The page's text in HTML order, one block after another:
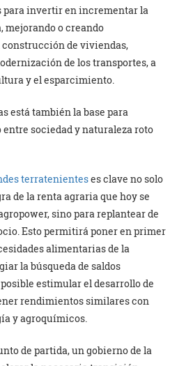
para invertir en incrementar la
mejorando o creando
de viviendas,
de los transportes, a
y el esparcimiento.
está también la base para
sociedad y naturaleza roto
terratenienteses clave no solo
de la renta agraria que hoy se
sino para replantear de
Esto permitirá poner en primer
alimentarias de la
la búsqueda de saldos
estimular el desarrollo de
rendimientos similares con
y agroquímicos.
de partida, un gobierno de la